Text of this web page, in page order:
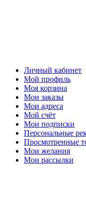
Личный кабинет
Мой профиль
Моя корзина
Мои заказы
Мои адреса
Мой счёт
Мои подписки
Персональные
Просмотренные
Мои желания
Мои рассылки